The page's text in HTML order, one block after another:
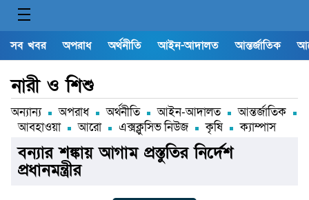
সব খবর অপরাধ অর্থনীতি আইন-আদালত আন্তর্জাতিক
নারী ও শিশু
অন্যান্য অপরাধ অর্থনীতি আইন-আদালত
আন্তর্জাতিক
আবহাওয়া
আরো এক্সক্লুসিভ নিউজ কৃষি ক্যাম্পাস
বন্যার শঙ্কায় আগাম প্রস্তুতির নির্দেশ
প্রধানমন্ত্রীর